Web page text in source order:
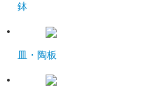
鉢
皿・陶板